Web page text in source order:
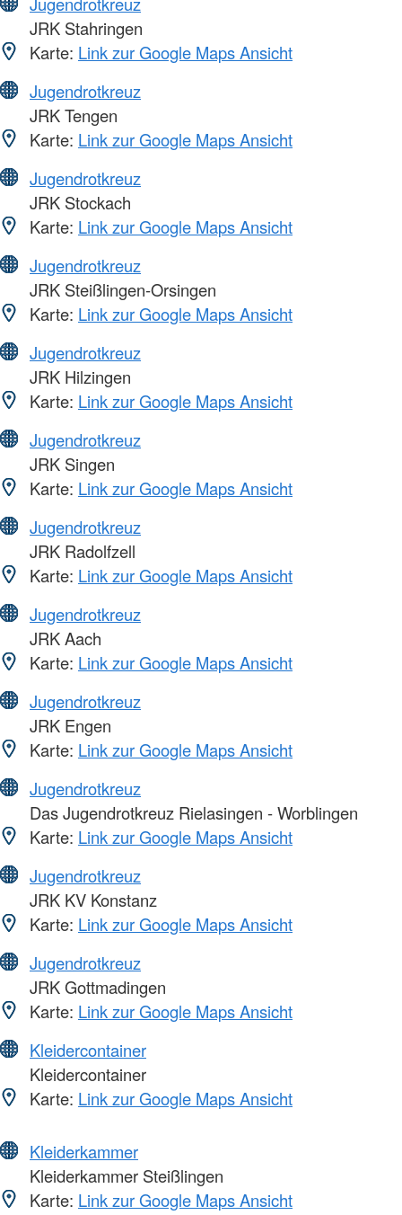
JRK Stahringen
Karte: Link zur Google Maps Ansicht
Jugendrotkreuz
JRK Tengen
Karte: Link zur Google Maps Ansicht
Jugendrotkreuz
JRK Stockach
Karte: Link zur Google Maps Ansicht
Jugendrotkreuz
JRK Steißlingen-Orsingen
Karte: Link zur Google Maps Ansicht
Jugendrotkreuz
JRK Hilzingen
Karte: Link zur Google Maps Ansicht
Jugendrotkreuz
JRK Singen
Karte: Link zur Google Maps Ansicht
Jugendrotkreuz
JRK Radolfzell
Karte: Link zur Google Maps Ansicht
Jugendrotkreuz
JRK Aach
Karte: Link zur Google Maps Ansicht
Jugendrotkreuz
JRK Engen
Karte: Link zur Google Maps Ansicht
Jugendrotkreuz
Das Jugendrotkreuz Rielasingen - Worblingen
Karte: Link zur Google Maps Ansicht
Jugendrotkreuz
JRK KV Konstanz
Karte: Link zur Google Maps Ansicht
Jugendrotkreuz
JRK Gottmadingen
Karte: Link zur Google Maps Ansicht
Kleidercontainer
Kleidercontainer
Karte: Link zur Google Maps Ansicht
Kleiderkammer
Kleiderkammer Steißlingen
Karte: Link zur Google Maps Ansicht